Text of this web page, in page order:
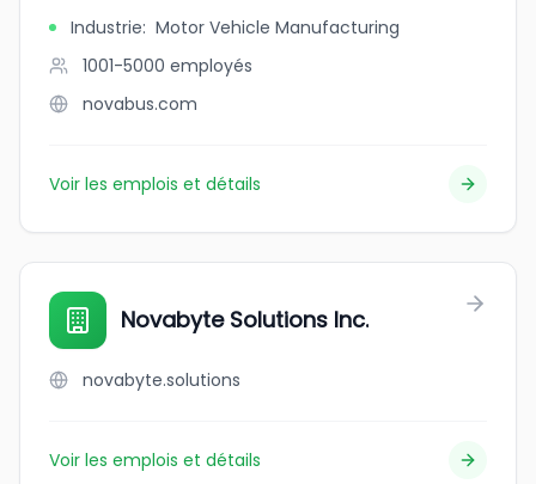
Industrie: Motor Vehicle Manufacturing
1001-5000 employés
novabus.com
Voir les emplois et détails
Novabyte Solutions Inc.
novabyte.solutions
Voir les emplois et détails